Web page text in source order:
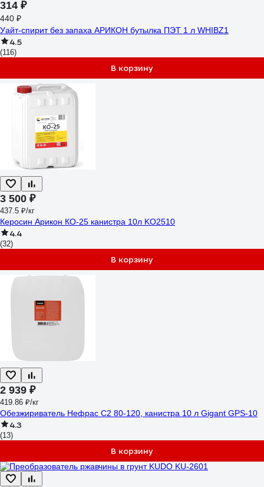
314 ₽
440 ₽
Уайт-спирит без запаха АРИКОН бутылка ПЭТ 1 л WHIBZ1
4.5
(116)
В корзину
3 500 ₽
437.5 ₽/кг
Керосин Арикон КО-25 канистра 10л KO2510
4.4
(32)
В корзину
2 939 ₽
419.86 ₽/кг
Обезжириватель Нефрас С2 80-120, канистра 10 л Gigant GPS-10
4.3
(13)
В корзину